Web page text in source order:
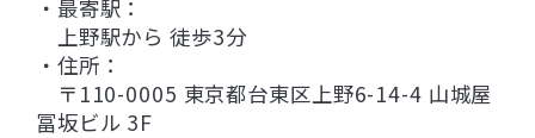
・最寄駅：
上野駅から 徒歩3分
・住所：
〒110-0005 東京都台東区上野6-14-4 山城屋
冨坂ビル 3F